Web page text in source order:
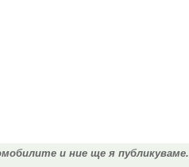
и ние ще я публикуваме.